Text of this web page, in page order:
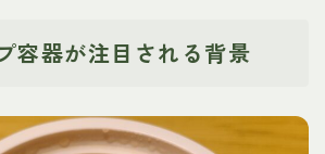
容器が注目される背景